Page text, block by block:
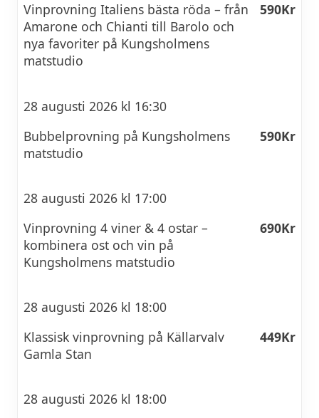
Vinprovning Italiens bästa röda – från
Amarone och Chianti till Barolo och
nya favoriter på Kungsholmens
matstudio
590Kr
28 augusti 2026 kl 16:30
Bubbelprovning på Kungsholmens
matstudio
590Kr
28 augusti 2026 kl 17:00
Vinprovning 4 viner & 4 ostar –
kombinera ost och vin på
Kungsholmens matstudio
690Kr
28 augusti 2026 kl 18:00
Klassisk vinprovning på Källarvalv
Gamla Stan
449Kr
28 augusti 2026 kl 18:00